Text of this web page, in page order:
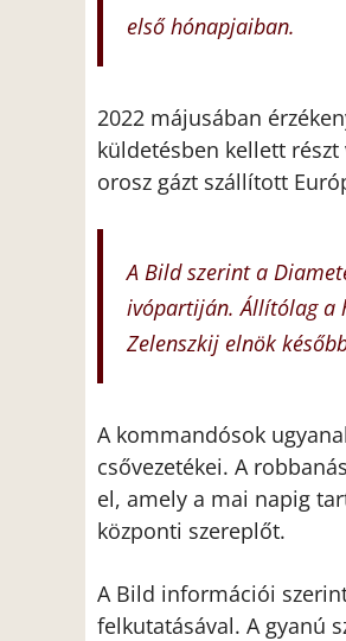
első hónapjaiban.
2022 májusában
küldetésben kellett
orosz gázt szállított
A Bild szerint a
ivópartiján. Állítólag a
Zelenszkij elnök
A kommandósok
csővezetékei. A
el, amely a mai napig
központi szereplőt.
A Bild információi
felkutatásával. A gyanú